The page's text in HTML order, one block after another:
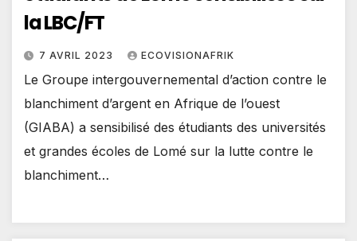
la LBC/FT
7 AVRIL 2023 ECOVISIONAFRIK
Le Groupe intergouvernemental d’action contre le
blanchiment d’argent en Afrique de l’ouest
(GIABA) a sensibilisé des étudiants des universités
et grandes écoles de Lomé sur la lutte contre le
blanchiment…